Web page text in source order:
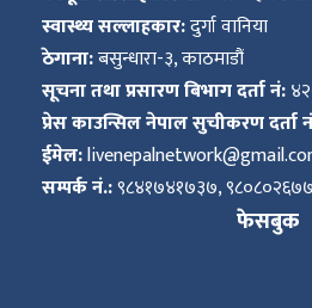
स्वास्थ्य सल्लाहकार:दुर्गा वानिया
ठेगाना:बसुन्धारा-३, काठमाडौं
सूचना तथा प्रसारण बिभाग दर्ता नं:
प्रेस काउन्सिल नेपाल सुचीकरण दर्ता
ईमेल:
सम्पर्क नं.:९८४१७४१७३७,
फेसबुक